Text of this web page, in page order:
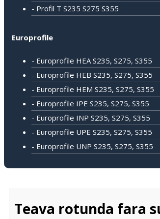
- Profil T S235 S275 S355
Europrofile
- Europrofile HEA S235, S275, S355
- Europrofile HEB S235, S275, S355
- Europrofile HEM S235, S275, S355
- Europrofile IPE S235, S275, S355
- Europrofile INP S235, S275, S355
- Europrofile UPE S235, S275, S355
- Europrofile UNP S235, S275, S355
Teava rotunda fara